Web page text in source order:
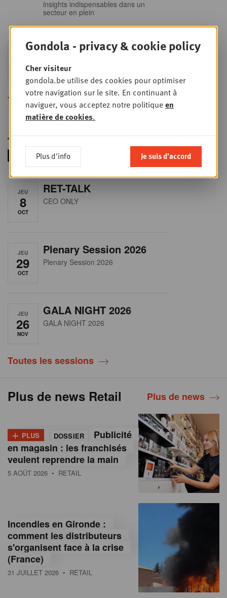
insights indispensables dans un
secteur en plein
JEU
24
SEPT
Sales & nego Summit
Sales & Nego summit 2026
Toutes les formations
JEU
8
OCT
RET-TALK
CEO ONLY
JEU
29
OCT
Plenary Session 2026
Plenary Session 2026
JEU
26
NOV
GALA NIGHT 2026
GALA NIGHT 2026
Toutes les sessions
Plus de news Retail Plus de news
+ PLUS DOSSIER
Publicité
en magasin : les franchisés
veulent reprendre la main
5 AOÛT 2026 • RETAIL
Incendies en Gironde :
comment les distributeurs
s'organisent face à la crise
(France)
31 JUILLET 2026 • RETAIL
Gondola - privacy & cookie policy
Cher visiteur
gondola.be utilise des cookies pour optimiser
votre navigation sur le site. En continuant à
naviguer, vous acceptez notre politiqueen
matière de cookies.
Plus d'info Je suis d'accord